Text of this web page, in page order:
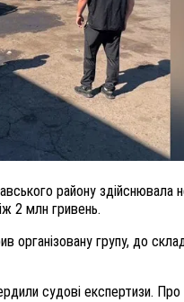
району здійснювала
2 млн гривень.
організовану групу, до
судові експертизи.
ВОЇН ЮРІЙ ВОЙТИК
2025 0